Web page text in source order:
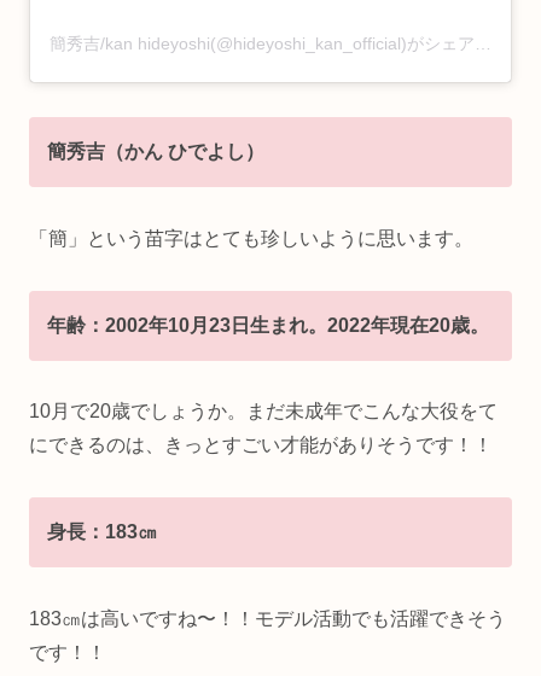
簡秀吉（かん ひでよし）
「簡」という苗字はとても珍しいように思います。
年齢：2002年10月23日生まれ。2022年現在20歳。
10月で20歳でしょうか。まだ未成年でこんな大役をて
にできるのは、きっとすごい才能がありそうです！！
身長：183㎝
183㎝は高いですね〜！！モデル活動でも活躍できそう
です！！